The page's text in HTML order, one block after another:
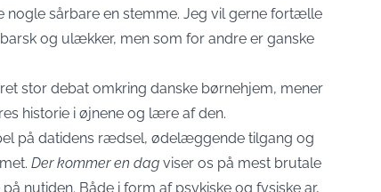
nogle sårbare en stemme. Jeg vil gerne fortælle
og ulækker, men som for andre er ganske
stor debat omkring danske børnehjem, mener
historie i øjnene og lære af den.
på datidens rædsel, ødelæggende tilgang og
Der kommer en dag viser os på mest brutale
nutiden. Både i form af psykiske og fysiske ar,